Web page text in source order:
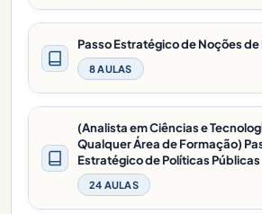
Passo Estratégico de Noções
8 AULAS
(Analista em Ciências e
Qualquer Área de Formação)
Estratégico de Políticas Públicas
24 AULAS